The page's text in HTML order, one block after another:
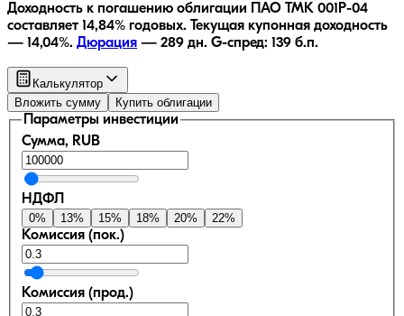
Доходность к погашению облигации ПАО ТМК 001P-04
составляет 14,84% годовых. Текущая купонная доходность
— 14,04%. Дюрация — 289 дн. G-спред: 139 б.п.
Калькулятор
Вложить сумму
Купить облигации
Параметры инвестиции
Сумма, RUB
НДФЛ
0% 13% 15% 18% 20% 22%
Комиссия (пок.)
Комиссия (прод.)